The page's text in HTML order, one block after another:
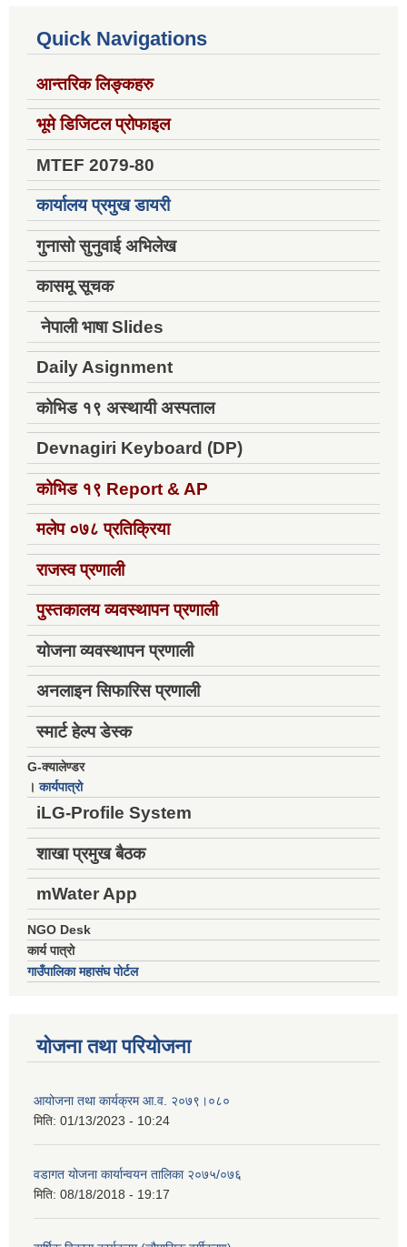
Quick Navigations
आन्तरिक लिङ्कहरु
भूमे डिजिटल प्रोफाइल
MTEF 2079-80
कार्यालय प्रमुख डायरी
गुनासो सुनुवाई अभिलेख
कासमू सूचक
नेपाली भाषा Slides
Daily Asignment
कोभिड १९ अस्थायी अस्पताल
Devnagiri Keyboard (DP)
कोभिड १९ Report & AP
मलेप ०७८ प्रतिक्रिया
राजस्व प्रणाली
पुस्तकालय व्यवस्थापन प्रणाली
योजना व्यवस्थापन प्रणाली
अनलाइन सिफारिस प्रणाली
स्मार्ट हेल्प डेस्क
G-क्यालेण्डर
।कार्यपात्रो
iLG-Profile System
शाखा प्रमुख बैठक
mWater App
NGO Desk
कार्य पात्रो
गाउँपालिका महासंघ पोर्टल
योजना तथा परियोजना
आयोजना तथा कार्यक्रम आ.व. २०७९।०८०
मिति: 01/13/2023 - 10:24
वडागत योजना कार्यान्वयन तालिका २०७५/०७६
मिति: 08/18/2018 - 19:17